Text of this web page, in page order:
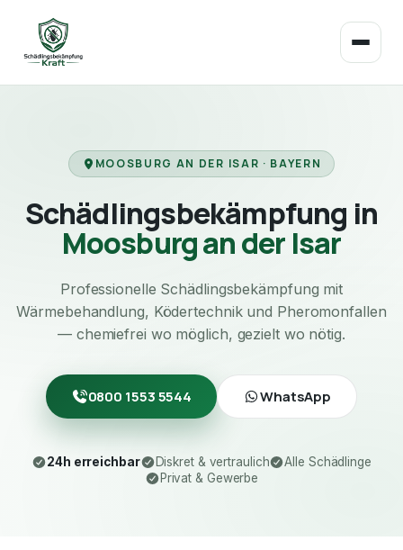
MOOSBURG AN DER ISAR · BAYERN
Schädlingsbekämpfung in
Moosburg an der Isar
Professionelle Schädlingsbekämpfung mit
Wärmebehandlung, Ködertechnik und Pheromonfallen
— chemiefrei wo möglich, gezielt wo nötig.
0800 1553 5544 WhatsApp
24h erreichbar Diskret & vertraulich
Alle Schädlinge
Privat & Gewerbe